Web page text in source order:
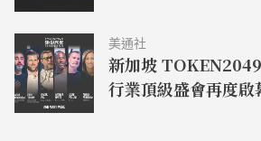
美通社
新加坡
行業頂級盛會再度啟